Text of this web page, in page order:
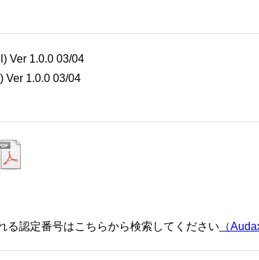
Ver 1.0.0 03/04
Ver 1.0.0 03/04
る認定番号はこちらから検索してください （